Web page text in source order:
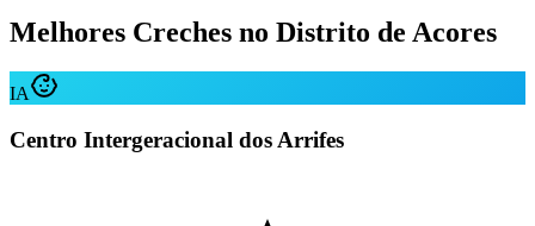
Melhores Creches no Distrito de Acores
IA
Centro Intergeracional dos Arrifes